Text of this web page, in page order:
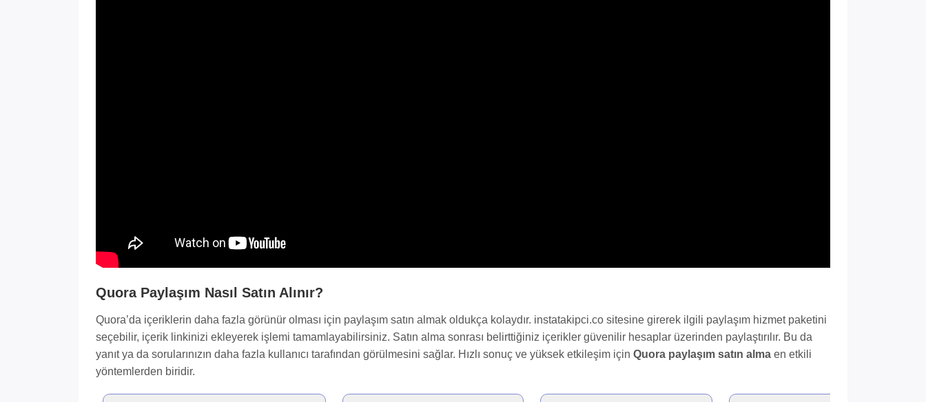
Quora Paylaşım Nasıl Satın Alınır?
Quora’da içeriklerin daha fazla görünür olması için paylaşım satın almak oldukça kolaydır. instatakipci.co sitesine girerek ilgili paylaşım hizmet paketini
seçebilir, içerik linkinizi ekleyerek işlemi tamamlayabilirsiniz. Satın alma sonrası belirttiğiniz içerikler güvenilir hesaplar üzerinden paylaştırılır. Bu da
yanıt ya da sorularınızın daha fazla kullanıcı tarafından görülmesini sağlar. Hızlı sonuç ve yüksek etkileşim için Quora paylaşım satın alma en etkili
yöntemlerden biridir.